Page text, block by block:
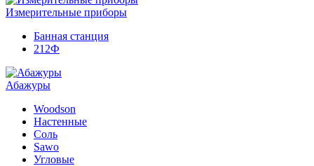
Измерительные приборы
Банная станция
212Ф
Абажуры
Woodson
Настенные
Соль
Sawo
Угловые